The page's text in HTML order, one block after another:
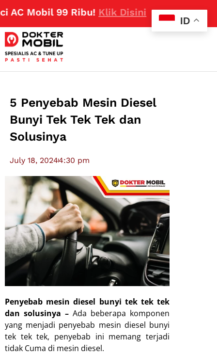
Mobil 99 Ribu!Klik Disini
5 Penyebab Mesin Diesel
Bunyi Tek Tek Tek dan
Solusinya
July 18, 20244:30 pm
Penyebab mesin diesel bunyi tek tek tek
dan solusinya – Ada beberapa komponen
yang menjadi penyebab mesin diesel bunyi
tek tek tek, penyebab ini memang terjadi
tidak Cuma di mesin diesel.
ID